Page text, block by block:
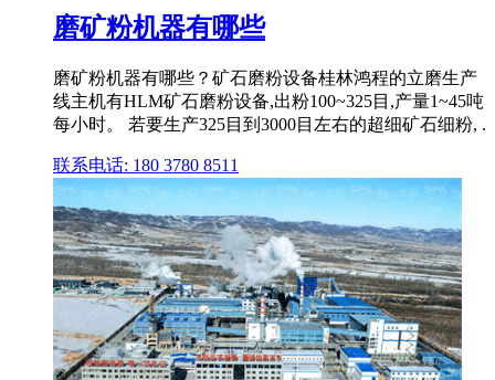
磨矿粉机器有哪些
磨矿粉机器有哪些？矿石磨粉设备桂林鸿程的立磨生产
线主机有HLM矿石磨粉设备,出粉100~325目,产量1~45吨
每小时。 若要生产325目到3000目左右的超细矿石细粉, .
联系电话: 180 3780 8511